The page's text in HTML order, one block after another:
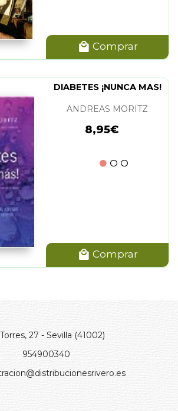
Comprar
DIABETES ¡NUNCA MAS!
ANDREAS MORITZ
8,95€
Comprar
27 - Sevilla (41002)
954900340